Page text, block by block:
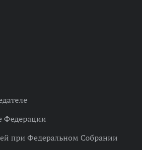
Федерации
при Федеральном Собрании